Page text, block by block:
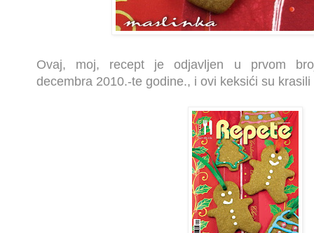
Ovaj, moj, recept je odjavljen u prvom
decembra 2010.-te godine., i ovi keksići su